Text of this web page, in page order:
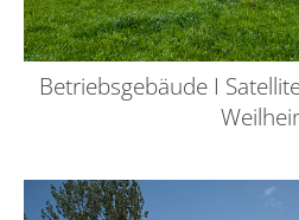
Betriebsgebäude I